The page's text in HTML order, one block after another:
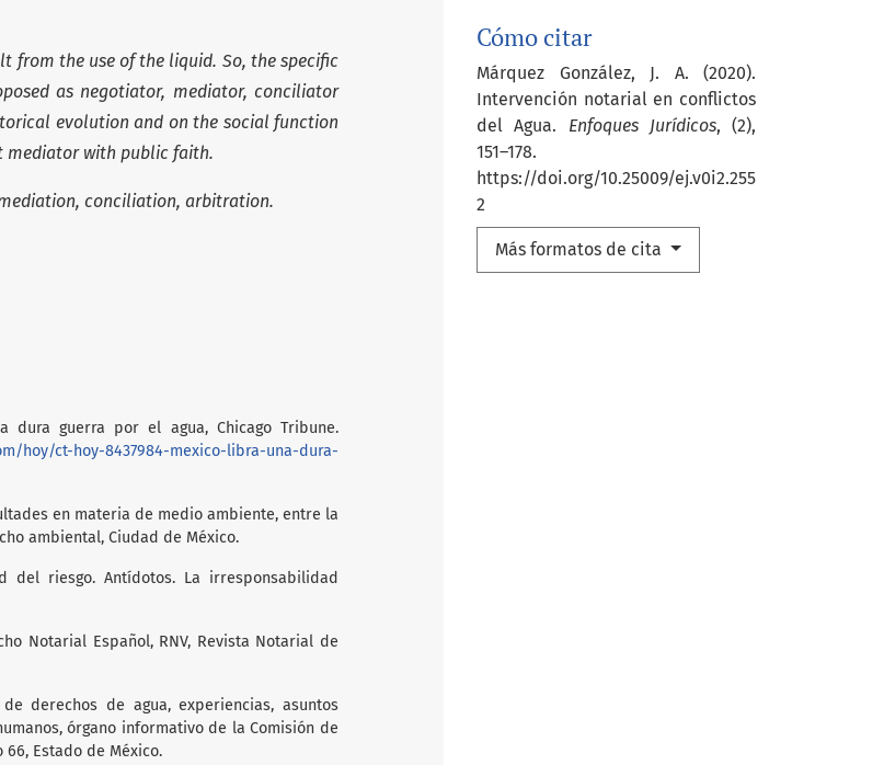
Cómo citar
Márquez González, J. A. (2020).
Intervención notarial en conflictos
del Agua. Enfoques Jurídicos, (2),
151–178.
https://doi.org/10.25009/ej.v0i2.255
2
Más formatos de cita
from the use of the liquid. So, the specific
as negotiator, mediator, conciliator
evolution and on the social function
mediator with public faith.
conciliation, arbitration.
dura guerra por el agua, Chicago Tribune.
hoy/ct-hoy-8437984-mexico-libra-una-dura-
en materia de medio ambiente, entre la
ambiental, Ciudad de México.
del riesgo. Antídotos. La irresponsabilidad
Notarial Español, RNV, Revista Notarial de
derechos de agua, experiencias, asuntos
órgano informativo de la Comisión de
Estado de México.